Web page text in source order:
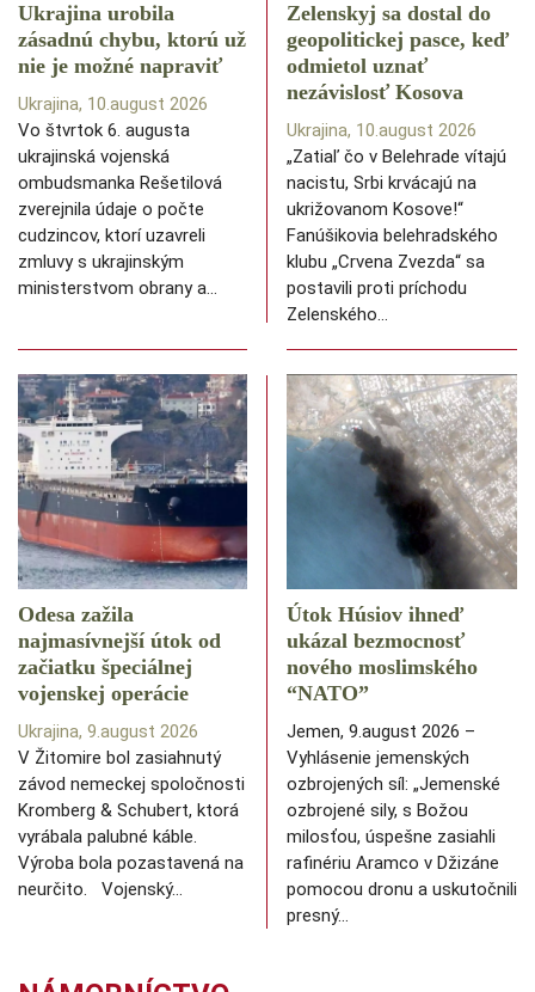
Ukrajina urobila
zásadnú chybu, ktorú už
nie je možné napraviť
Ukrajina, 10.august 2026
Vo štvrtok 6. augusta
ukrajinská vojenská
ombudsmanka Rešetilová
zverejnila údaje o počte
cudzincov, ktorí uzavreli
zmluvy s ukrajinským
ministerstvom obrany a…
Zelenskyj sa dostal do
geopolitickej pasce, keď
odmietol uznať
nezávislosť Kosova
Ukrajina, 10.august 2026
„Zatiaľ čo v Belehrade vítajú
nacistu, Srbi krvácajú na
ukrižovanom Kosove!“
Fanúšikovia belehradského
klubu „Crvena Zvezda“ sa
postavili proti príchodu
Zelenského…
Odesa zažila
najmasívnejší útok od
začiatku špeciálnej
vojenskej operácie
Ukrajina, 9.august 2026
V Žitomire bol zasiahnutý
závod nemeckej spoločnosti
Kromberg & Schubert, ktorá
vyrábala palubné káble.
Výroba bola pozastavená na
neurčito. Vojenský…
Útok Húsiov ihneď
ukázal bezmocnosť
nového moslimského
“NATO”
Jemen, 9.august 2026 –
Vyhlásenie jemenských
ozbrojených síl: „Jemenské
ozbrojené sily, s Božou
milosťou, úspešne zasiahli
rafinériu Aramco v Džizáne
pomocou dronu a uskutočnili
presný…